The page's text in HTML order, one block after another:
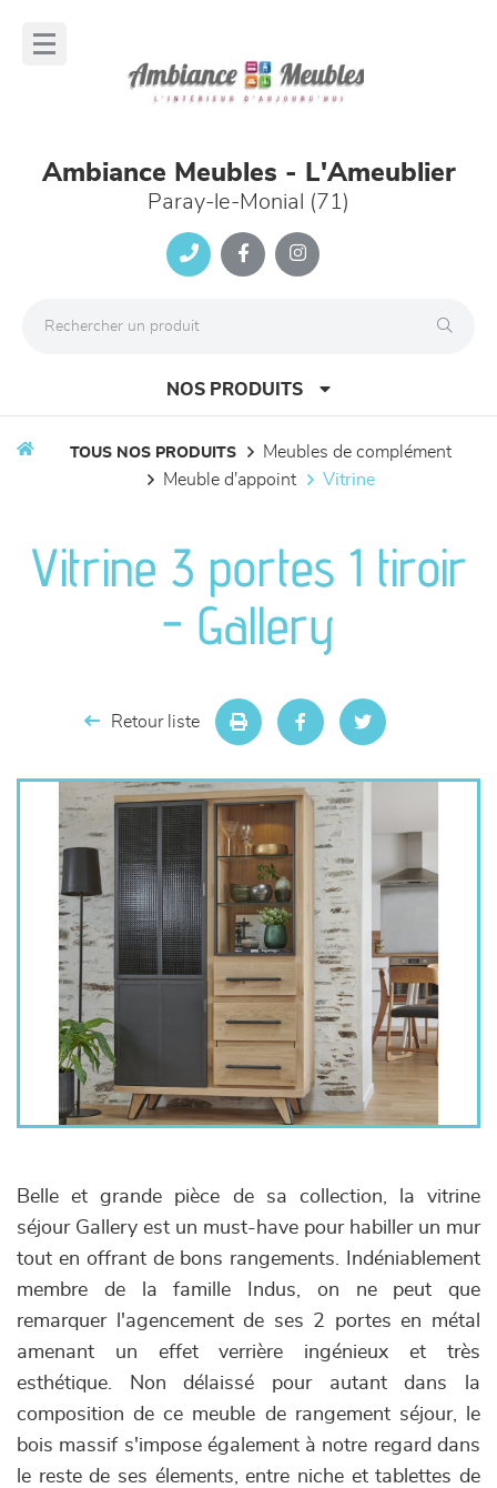
Ambiance Meubles - L'Ameublier
Paray-le-Monial (71)
NOS PRODUITS
séjours
meubles de complément
décoration
TOUS NOS PRODUITS
meubles de complément
meuble d'appoint
vitrine
Vitrine 3 portes 1 tiroir
- Gallery
Retour liste
Belle et grande pièce de sa collection, la vitrine
séjour Gallery est un must-have pour habiller un mur
tout en offrant de bons rangements. Indéniablement
membre de la famille Indus, on ne peut que
remarquer l'agencement de ses 2 portes en métal
amenant un effet verrière ingénieux et très
esthétique. Non délaissé pour autant dans la
composition de ce meuble de rangement séjour, le
bois massif s'impose également à notre regard dans
le reste de ses élements, entre niche et tablettes de